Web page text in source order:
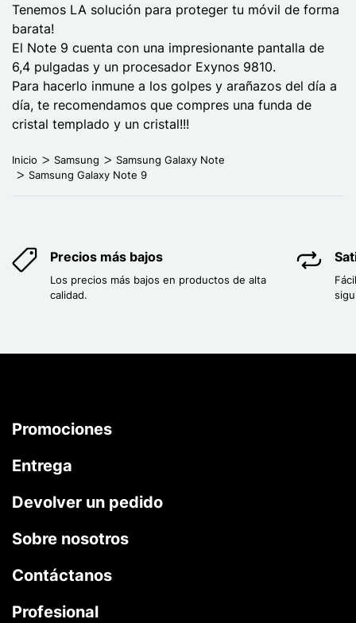
Tenemos LA solución para proteger tu móvil de forma
barata!
El Note 9 cuenta con una impresionante pantalla de
6,4 pulgadas y un procesador Exynos 9810.
Para hacerlo inmune a los golpes y arañazos del día a
día, te recomendamos que compres una funda de
cristal templado y un cristal!!!
Inicio Samsung
Samsung Galaxy Note
Samsung Galaxy Note 9
Precios más bajos
Los precios más bajos en productos de alta
calidad.
Promociones
Entrega
Devolver un pedido
Sobre nosotros
Contáctanos
Profesional